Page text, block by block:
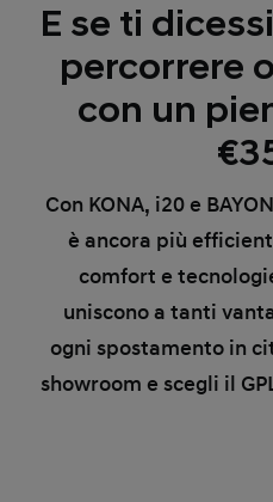
E se ti
percorrere
con un
Con KONA, i20 e
è ancora più
comfort e
uniscono a tanti
ogni spostamento in
showroom e scegli il